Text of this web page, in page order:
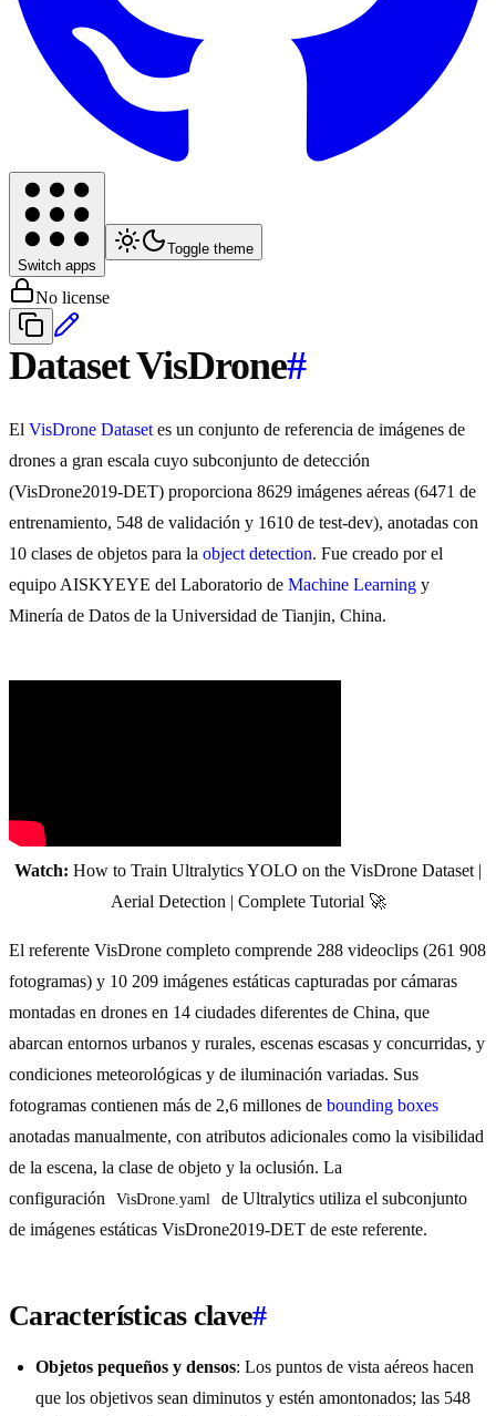
Switch apps
Toggle theme
No license
Dataset VisDrone#
El VisDrone Dataset es un conjunto de referencia de imágenes de
drones a gran escala cuyo subconjunto de detección
(VisDrone2019-DET) proporciona 8629 imágenes aéreas (6471 de
entrenamiento, 548 de validación y 1610 de test-dev), anotadas con
10 clases de objetos para la object detection. Fue creado por el
equipo AISKYEYE del Laboratorio de Machine Learning y
Minería de Datos de la Universidad de Tianjin, China.
Watch: How to Train Ultralytics YOLO on the VisDrone Dataset |
Aerial Detection | Complete Tutorial 🚀
El referente VisDrone completo comprende 288 videoclips (261 908
fotogramas) y 10 209 imágenes estáticas capturadas por cámaras
montadas en drones en 14 ciudades diferentes de China, que
abarcan entornos urbanos y rurales, escenas escasas y concurridas, y
condiciones meteorológicas y de iluminación variadas. Sus
fotogramas contienen más de 2,6 millones de bounding boxes
anotadas manualmente, con atributos adicionales como la visibilidad
de la escena, la clase de objeto y la oclusión. La
configuración
VisDrone.yaml
de Ultralytics utiliza el subconjunto
de imágenes estáticas VisDrone2019-DET de este referente.
Características clave#
Objetos pequeños y densos: Los puntos de vista aéreos hacen
que los objetivos sean diminutos y estén amontonados; las 548